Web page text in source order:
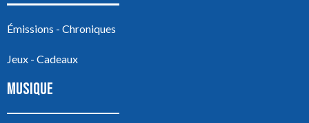
Émissions - Chroniques
Jeux - Cadeaux
MUSIQUE